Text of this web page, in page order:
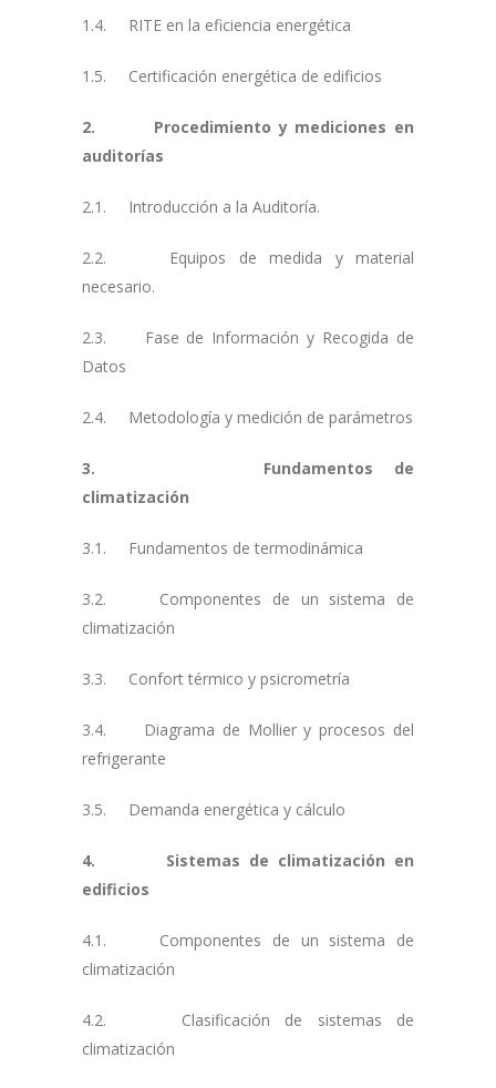
1.4. RITE en la eficiencia energética
1.5. Certificación energética de edificios
2. Procedimiento y mediciones en
auditorías
2.1. Introducción a la Auditoría.
2.2. Equipos de medida y material
necesario.
2.3. Fase de Información y Recogida de
Datos
2.4. Metodología y medición de parámetros
3. Fundamentos de
climatización
3.1. Fundamentos de termodinámica
3.2. Componentes de un sistema de
climatización
3.3. Confort térmico y psicrometría
3.4. Diagrama de Mollier y procesos del
refrigerante
3.5. Demanda energética y cálculo
4. Sistemas de climatización en
edificios
4.1. Componentes de un sistema de
climatización
4.2. Clasificación de sistemas de
climatización